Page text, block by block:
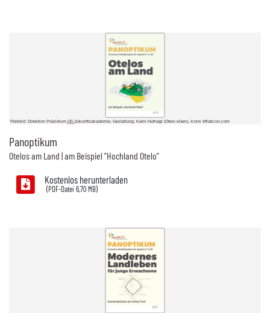
Titelbild: Direktion Präsidium, Oö. Zukunftsakademie; Gestaltung: Karin Hufnagl (Otelo eGen), Icons ©flaticon.com
Panoptikum
Otelos am Land | am Beispiel "Hochland Otelo"
Kostenlos herunterladen
6,70 MB)